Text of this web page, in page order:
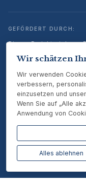
GEFÖRDERT DURCH:
Dieses Projekt wird vom
eines Beschlusses des
Wir schätzen
Wir verwenden
verbessern,
einzusetzen und
Wenn Sie auf „Alle
Anwendung von
Alles ablehnen